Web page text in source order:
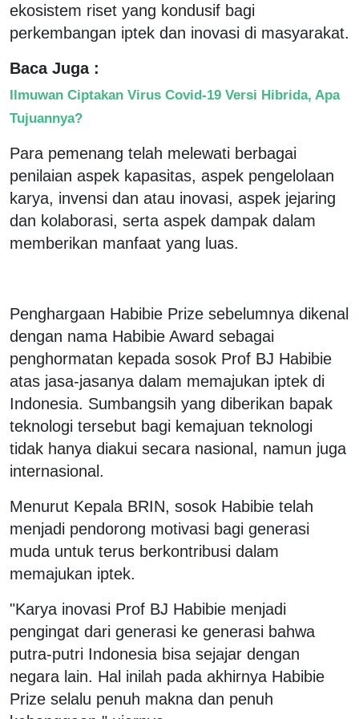
ekosistem riset yang kondusif bagi
perkembangan iptek dan inovasi di masyarakat.
Baca Juga :
Ilmuwan Ciptakan Virus Covid-19 Versi Hibrida, Apa
Tujuannya?
Para pemenang telah melewati berbagai
penilaian aspek kapasitas, aspek pengelolaan
karya, invensi dan atau inovasi, aspek jejaring
dan kolaborasi, serta aspek dampak dalam
memberikan manfaat yang luas.
Penghargaan Habibie Prize sebelumnya dikenal
dengan nama Habibie Award sebagai
penghormatan kepada sosok Prof BJ Habibie
atas jasa-jasanya dalam memajukan iptek di
Indonesia. Sumbangsih yang diberikan bapak
teknologi tersebut bagi kemajuan teknologi
tidak hanya diakui secara nasional, namun juga
internasional.
Menurut Kepala BRIN, sosok Habibie telah
menjadi pendorong motivasi bagi generasi
muda untuk terus berkontribusi dalam
memajukan iptek.
"Karya inovasi Prof BJ Habibie menjadi
pengingat dari generasi ke generasi bahwa
putra-putri Indonesia bisa sejajar dengan
negara lain. Hal inilah pada akhirnya Habibie
Prize selalu penuh makna dan penuh